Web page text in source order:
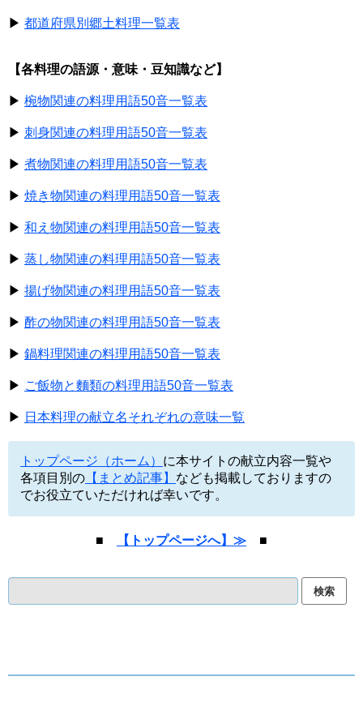
▶ 都道府県別郷土料理一覧表
【各料理の語源・意味・豆知識など】
▶ 椀物関連の料理用語50音一覧表
▶ 刺身関連の料理用語50音一覧表
▶ 煮物関連の料理用語50音一覧表
▶ 焼き物関連の料理用語50音一覧表
▶ 和え物関連の料理用語50音一覧表
▶ 蒸し物関連の料理用語50音一覧表
▶ 揚げ物関連の料理用語50音一覧表
▶ 酢の物関連の料理用語50音一覧表
▶ 鍋料理関連の料理用語50音一覧表
▶ ご飯物と麵類の料理用語50音一覧表
▶ 日本料理の献立名それぞれの意味一覧
トップページ（ホーム） に本サイトの献立内容一覧や
各項目別の 【まとめ記事】 なども掲載しておりますの
でお役立ていただければ幸いです。
■ 【トップページへ】≫ ■